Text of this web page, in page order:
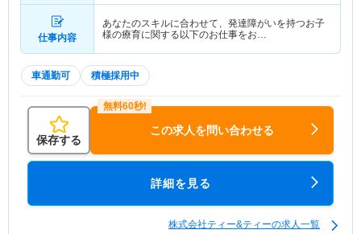
仕事内容
あなたのスキルに合わせて、発達障がいを持つお子
様の療育に関する以下のお仕事をお…
車通勤可 積極採用中
保存する
この求人を問い合わせる
詳細を見る
株式会社ティー&ティーの求人一覧